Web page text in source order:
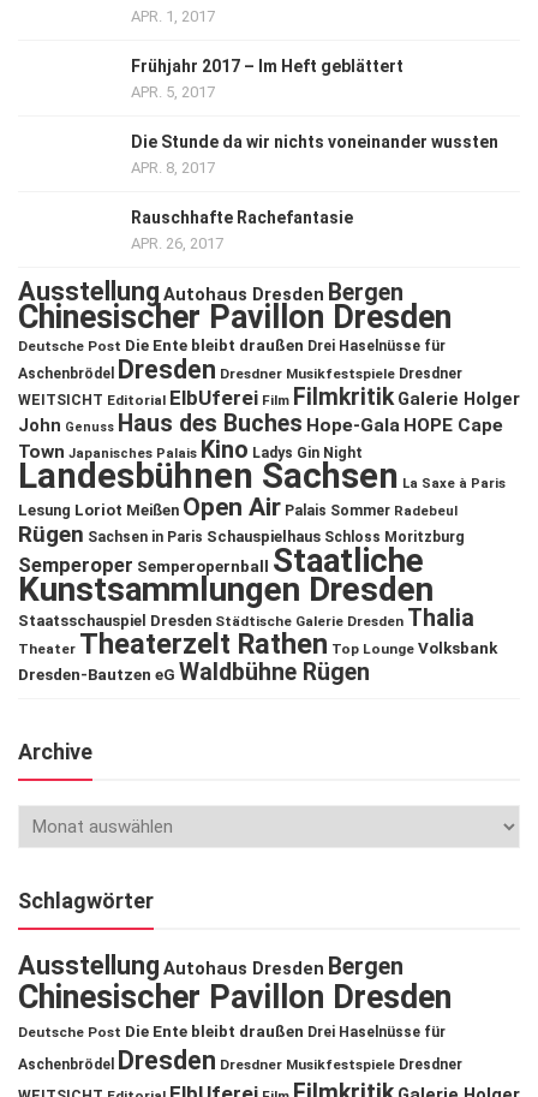
APR. 1, 2017
Frühjahr 2017 – Im Heft geblättert
APR. 5, 2017
Die Stunde da wir nichts voneinander wussten
APR. 8, 2017
Rauschhafte Rachefantasie
APR. 26, 2017
Ausstellung Autohaus Dresden Bergen
Chinesischer Pavillon Dresden
Deutsche Post Die Ente bleibt draußen Drei Haselnüsse für
Aschenbrödel
Dresden Dresdner Musikfestspiele Dresdner
WEITSICHT Editorial ElbUferei Film Filmkritik Galerie Holger
John Genuss Haus des Buches Hope-Gala HOPE Cape
Town Japanisches Palais Kino Ladys Gin Night
Landesbühnen Sachsen La Saxe à Paris
Lesung Loriot Meißen Open Air Palais Sommer Radebeul
Rügen Sachsen in Paris Schauspielhaus Schloss Moritzburg
Semperoper Semperopernball Staatliche
Kunstsammlungen Dresden
Staatsschauspiel Dresden Städtische Galerie Dresden Thalia
Theater Theaterzelt Rathen Top Lounge Volksbank
Dresden-Bautzen eG Waldbühne Rügen
Archive
Schlagwörter
Ausstellung Autohaus Dresden Bergen
Chinesischer Pavillon Dresden
Deutsche Post Die Ente bleibt draußen Drei Haselnüsse für
Aschenbrödel
Dresden Dresdner Musikfestspiele Dresdner